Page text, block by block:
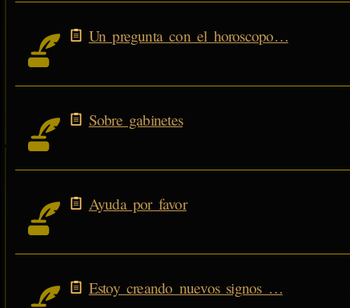
Un pregunta con el horoscopo…
Sobre gabinetes
Ayuda por favor
Estoy creando nuevos signos …